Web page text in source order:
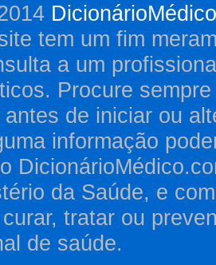
tem um fim
a um
Procure
de iniciar ou
informação
da Saúde, e
tratar ou
de saúde.